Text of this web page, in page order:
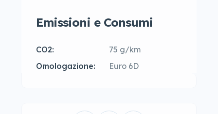
Emissioni e Consumi
CO2:
75 g/km
Omologazione:
Euro 6D